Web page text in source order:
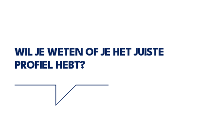
WIL JE WETEN OF JE HET JUISTE
PROFIEL HEBT?